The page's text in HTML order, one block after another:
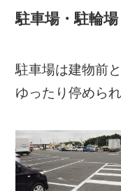
駐車場・駐輪場
駐車場は建物前
ゆったり停められ